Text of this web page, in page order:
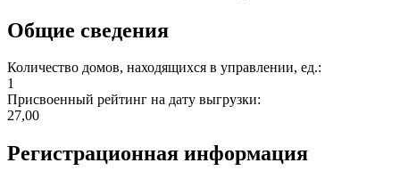
Общие сведения
Количество домов, находящихся в управлении, ед.:
1
Присвоенный рейтинг на дату выгрузки:
27,00
Регистрационная информация